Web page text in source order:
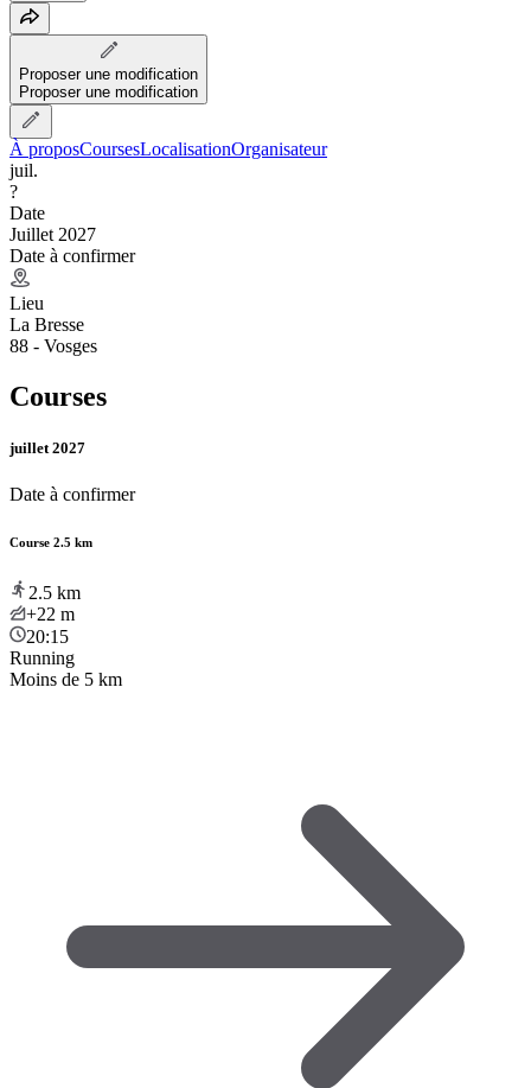
Proposer une modification
Proposer une modification
À proposCoursesLocalisationOrganisateur
juil.
?
Date
Juillet 2027
Date à confirmer
Lieu
La Bresse
88 - Vosges
Courses
juillet 2027
Date à confirmer
Course 2.5 km
2.5 km
+22 m
20:15
Running
Moins de 5 km